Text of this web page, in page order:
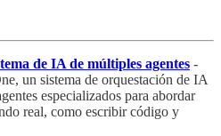
de IA de múltiples agentes -
un sistema de orquestación de IA
especializados para abordar
real, como escribir código y